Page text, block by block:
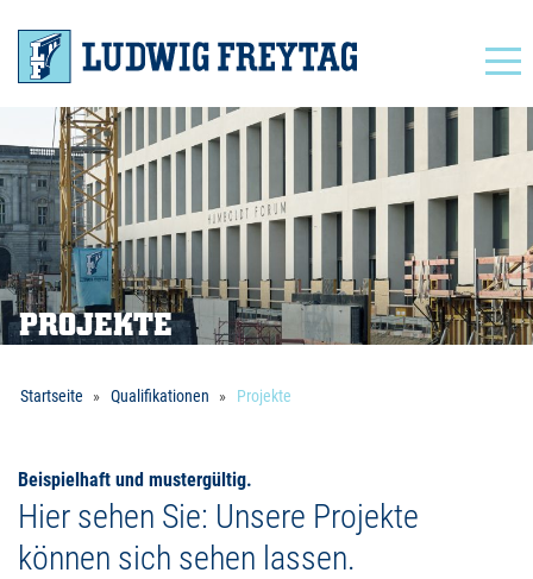
PROJEKTE
Startseite Qualifikationen Projekte
Beispielhaft und mustergültig.
Hier sehen Sie: Unsere Projekte
können sich sehen lassen.